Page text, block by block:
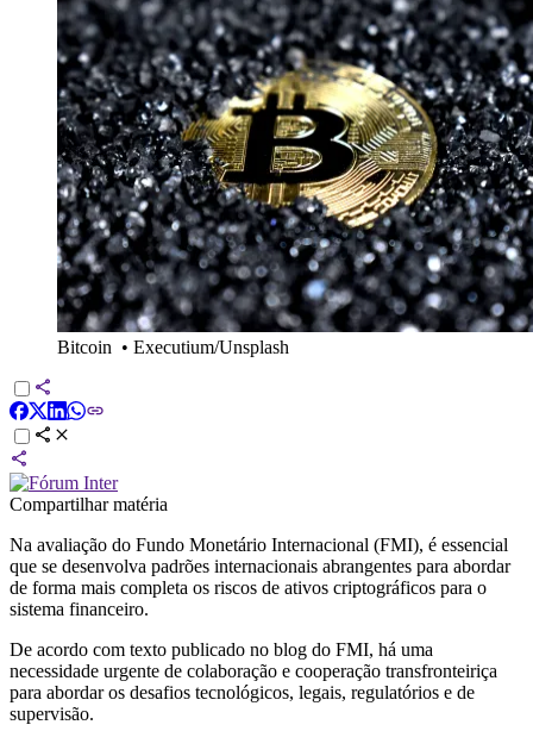
Bitcoin • Executium/Unsplash
Compartilhar matéria
Na avaliação do Fundo Monetário Internacional (FMI), é essencial
que se desenvolva padrões internacionais abrangentes para abordar
de forma mais completa os riscos de ativos criptográficos para o
sistema financeiro.
De acordo com texto publicado no blog do FMI, há uma
necessidade urgente de colaboração e cooperação transfronteiriça
para abordar os desafios tecnológicos, legais, regulatórios e de
supervisão.